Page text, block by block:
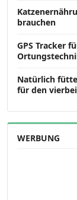
brauchen
GPS Tracker
Natürlich
für den
WERBUNG